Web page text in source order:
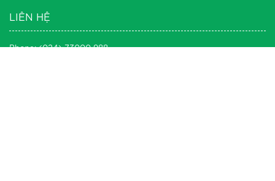
LIÊN HỆ
Phone: (024) 73000 988